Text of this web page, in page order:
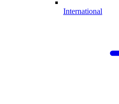
International